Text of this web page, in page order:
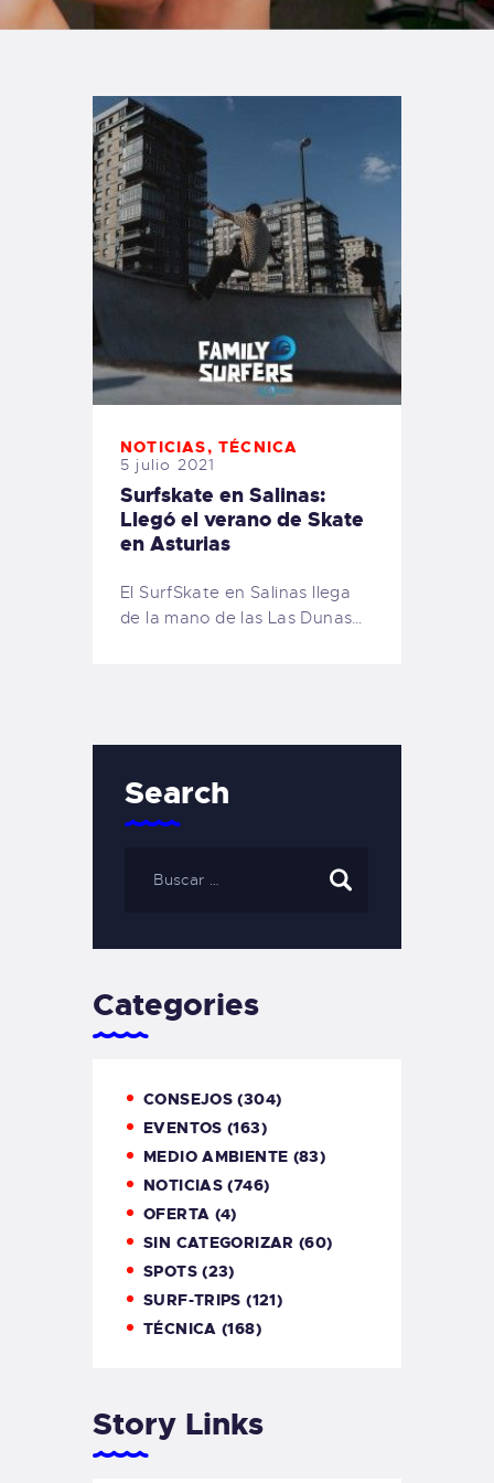
TIENDA FAMILY SURFERS
NOTICIAS,TÉCNICA
5 julio 2021
Surfskate en Salinas:
Llegó el verano de Skate
en Asturias
El SurfSkate en Salinas llega
de la mano de las Las Dunas…
Search
Categories
CONSEJOS (304)
EVENTOS (163)
MEDIO AMBIENTE (83)
NOTICIAS (746)
OFERTA (4)
SIN CATEGORIZAR (60)
SPOTS(23)
SURF-TRIPS (121)
TÉCNICA (168)
Story Links